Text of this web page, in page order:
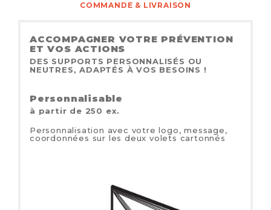
COMMANDE & LIVRAISON
ACCOMPAGNER VOTRE PRÉVENTION
ET VOS ACTIONS
DES SUPPORTS PERSONNALISÉS OU
NEUTRES, ADAPTÉS À VOS BESOINS !
Personnalisable
à partir de 250 ex.
Personnalisation avec votre logo, message,
coordonnées sur les deux volets cartonnés